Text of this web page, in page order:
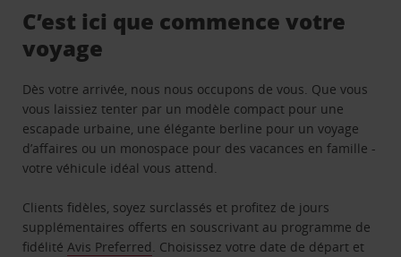
C’est ici que commence votre
voyage
Dès votre arrivée, nous nous occupons de vous. Que vous
vous laissiez tenter par un modèle compact pour une
escapade urbaine, une élégante berline pour un voyage
d’affaires ou un monospace pour des vacances en famille -
votre véhicule idéal vous attend.
Clients fidèles, soyez surclassés et profitez de jours
supplémentaires offerts en souscrivant au programme de
fidélitéAvis Preferred. Choisissez votre date de départ et